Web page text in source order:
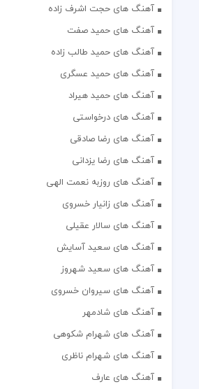
آهنگ های حجت اشرف زاده
آهنگ های حمید صفت
آهنگ های حمید طالب زاده
آهنگ های حمید عسگری
آهنگ های حمید هیراد
آهنگ های درخواستی
آهنگ های رضا صادقی
آهنگ های رضا یزدانی
آهنگ های روزبه نعمت الهی
آهنگ های زانیار خسروی
آهنگ های سالار عقیلی
آهنگ های سعید آسایش
آهنگ های سعید شهروز
آهنگ های سیروان خسروی
آهنگ های شادمهر
آهنگ های شهرام شکوهی
آهنگ های شهرام ناظری
آهنگ های عارف